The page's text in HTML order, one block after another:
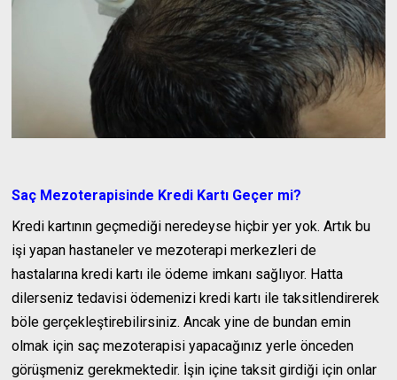
Saç Mezoterapisinde Kredi Kartı Geçer mi?
Kredi kartının geçmediği neredeyse hiçbir yer yok. Artık bu
işi yapan hastaneler ve mezoterapi merkezleri de
hastalarına kredi kartı ile ödeme imkanı sağlıyor. Hatta
dilerseniz tedavisi ödemenizi kredi kartı ile taksitlendirerek
böle gerçekleştirebilirsiniz. Ancak yine de bundan emin
olmak için saç mezoterapisi yapacağınız yerle önceden
görüşmeniz gerekmektedir. İşin içine taksit girdiği için onlar